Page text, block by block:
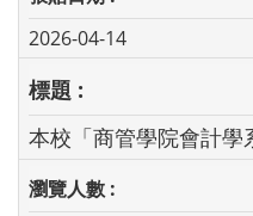
2026-04-14
本校「商管學院會計學